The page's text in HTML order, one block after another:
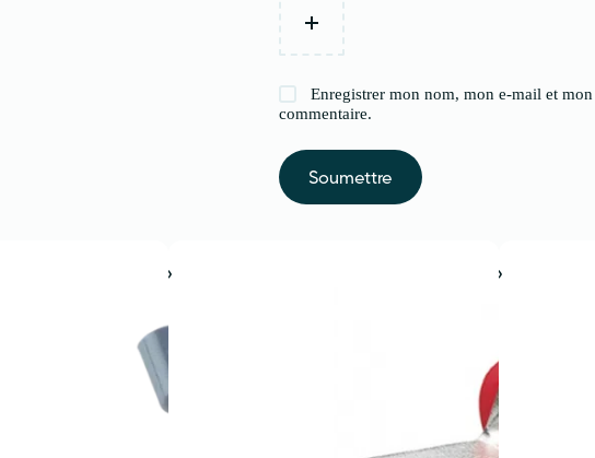
Enregistrer mon nom, mon e-mail et
commentaire.
Soumettre